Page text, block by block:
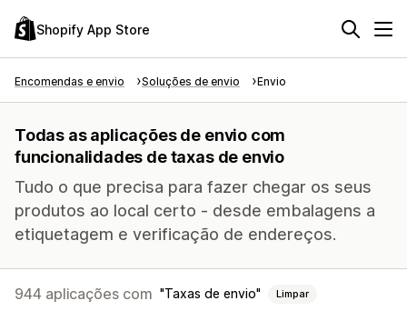
Shopify App Store
Encomendas e envio Soluções de envio Envio
Todas as aplicações de envio com
funcionalidades de taxas de envio
Tudo o que precisa para fazer chegar os seus
produtos ao local certo - desde embalagens a
etiquetagem e verificação de endereços.
944 aplicações com Taxas de envio Limpar